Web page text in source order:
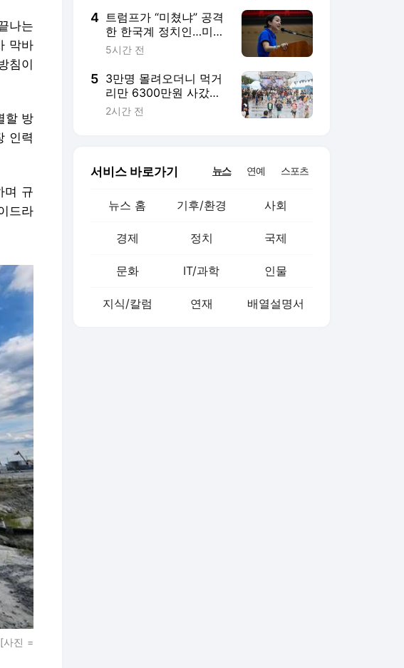
나는
막바
침이
할 방
인력
며 규
드라
사진 =
4 트럼프가 “미쳤냐” 공격
한 한국계 정치인…미국
인들 성역 건드렸다
5시간 전
5 3만명 몰려오더니 먹거
리만 6300만원 사갔다
는 축제 [페스티벌 플러
2시간 전
서비스 바로가기 뉴스 연예 스포츠
뉴스 홈 기후/환경 사회
경제 정치 국제
문화 IT/과학 인물
지식/칼럼 연재 배열설명서